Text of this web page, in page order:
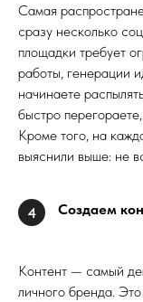
Самая
сразу несколько
площадки требует
работы, генерации
начинаете
быстро
Кроме того, на
выяснили выше: не
4 Создаем
Контент — самый
личного бренда.